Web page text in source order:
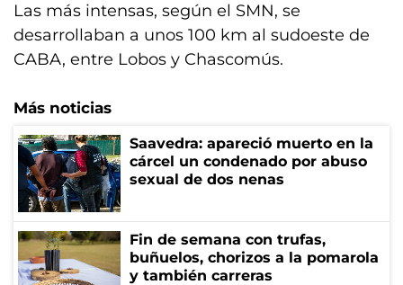
Las más intensas, según el SMN, se
desarrollaban a unos 100 km al sudoeste de
CABA, entre Lobos y Chascomús.
Más noticias
Saavedra: apareció muerto en la
cárcel un condenado por abuso
sexual de dos nenas
Fin de semana con trufas,
buñuelos, chorizos a la pomarola
y también carreras